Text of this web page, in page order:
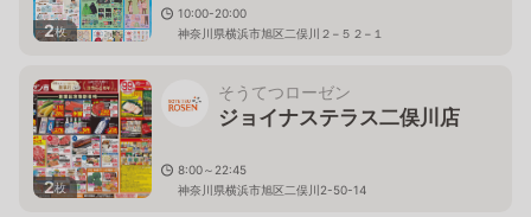
2枚
10:00-20:00
神奈川県横浜市旭区二俣川２−５２−１
2枚
そうてつローゼン
ジョイナステラス二俣川店
8:00～22:45
神奈川県横浜市旭区二俣川2-50-14